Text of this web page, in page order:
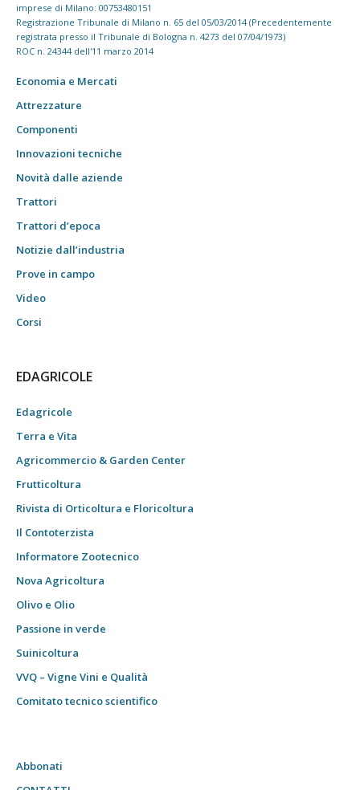
imprese di Milano: 00753480151
Registrazione Tribunale di Milano n. 65 del 05/03/2014 (Precedentemente
registrata presso il Tribunale di Bologna n. 4273 del 07/04/1973)
ROC n. 24344 dell'11 marzo 2014
Economia e Mercati
Attrezzature
Componenti
Innovazioni tecniche
Novità dalle aziende
Trattori
Trattori d’epoca
Notizie dall’industria
Prove in campo
Video
Corsi
EDAGRICOLE
Edagricole
Terra e Vita
Agricommercio & Garden Center
Frutticoltura
Rivista di Orticoltura e Floricoltura
Il Contoterzista
Informatore Zootecnico
Nova Agricoltura
Olivo e Olio
Passione in verde
Suinicoltura
VVQ – Vigne Vini e Qualità
Comitato tecnico scientifico
Abbonati